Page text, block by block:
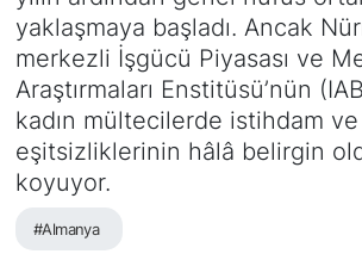
yaklaşmaya başladı. Ancak
merkezli İşgücü Piyasası ve
Araştırmaları Enstitüsü’nün
kadın mültecilerde istihdam
eşitsizliklerinin hâlâ belirgin
koyuyor.
#Almanya
SİYASET
SAĞLIK